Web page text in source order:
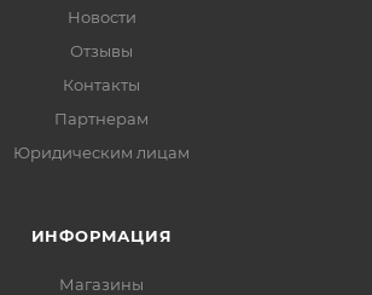
Новости
Отзывы
Контакты
Партнерам
Юридическим лицам
ИНФОРМАЦИЯ
Магазины